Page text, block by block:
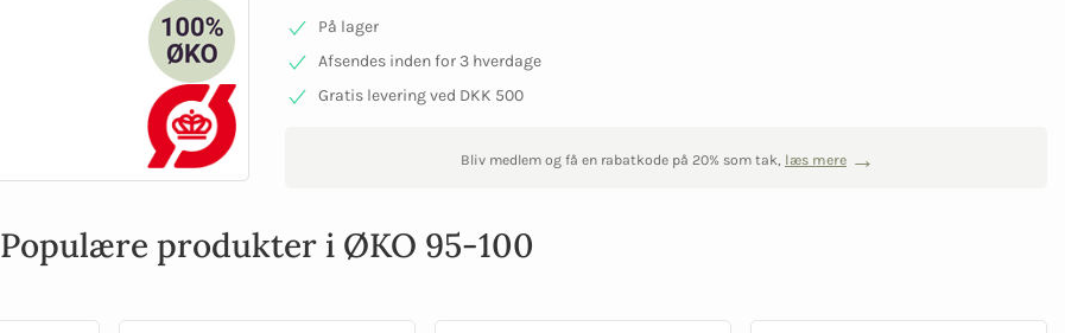
På lager
Afsendes inden for 3 hverdage
Gratis levering ved DKK 500
Bliv medlem og få en rabatkode på 20% som tak, læs mere
Populære produkter i ØKO 95-100